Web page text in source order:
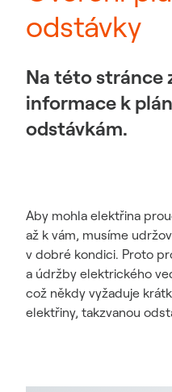
odstávky
Na této stránce
informace k
odstávkám.
Aby mohla elektřina
až k vám, musíme
v dobré kondici. Proto
a údržby elektrického
což někdy vyžaduje
elektřiny, takzvanou